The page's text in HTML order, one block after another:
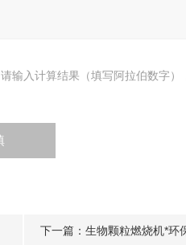
请输入计算结果（填写阿拉伯数字）
下一篇： 生物颗粒燃烧机*环